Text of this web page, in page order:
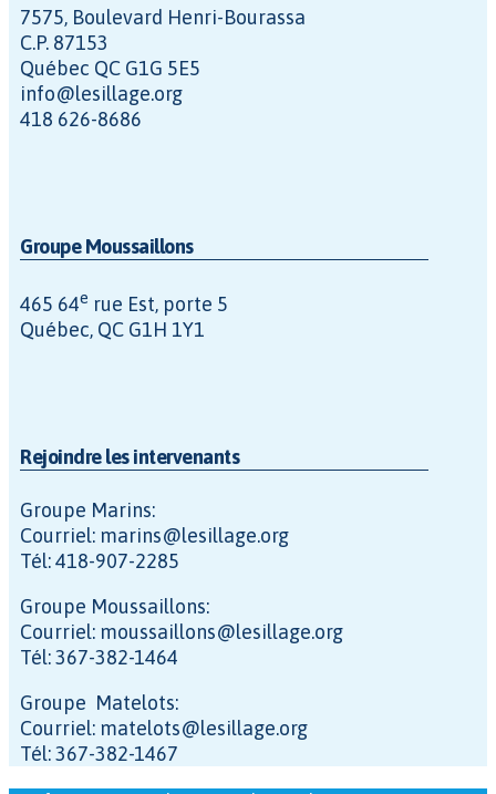
7575, Boulevard Henri-Bourassa
C.P. 87153
Québec QC G1G 5E5
info@lesillage.org
418 626-8686
Groupe Moussaillons
465 64e rue Est, porte 5
Québec, QC G1H 1Y1
Rejoindre les intervenants
Groupe Marins:
Courriel: marins@lesillage.org
Tél: 418-907-2285
Groupe Moussaillons:
Courriel: moussaillons@lesillage.org
Tél: 367-382-1464
Groupe Matelots:
Courriel: matelots@lesillage.org
Tél: 367-382-1467